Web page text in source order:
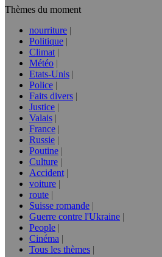
Thèmes du moment
nourriture
Politique
Climat
Météo
Etats-Unis
Police
Faits divers
Justice
Valais
France
Russie
Poutine
Culture
Accident
voiture
route
Suisse romande
Guerre contre l'Ukraine
People
Cinéma
Tous les thèmes